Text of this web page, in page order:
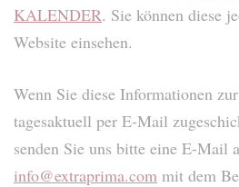
KALENDER. Sie können diese
Website einsehen.
Wenn Sie diese Informationen
tagesaktuell per E-Mail
senden Sie uns bitte eine E-Mail
info@extraprima.com mit dem